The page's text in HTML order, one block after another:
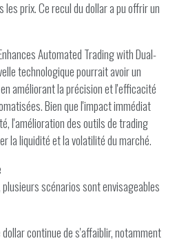
prix. Ce recul du dollar a pu offrir un
Automated Trading with Dual-
technologique pourrait avoir un
améliorant la précision et l'efficacité
Bien que l'impact immédiat
l'amélioration des outils de trading
la liquidité et la volatilité du marché.
scénarios sont envisageables
continue de s'affaiblir, notamment